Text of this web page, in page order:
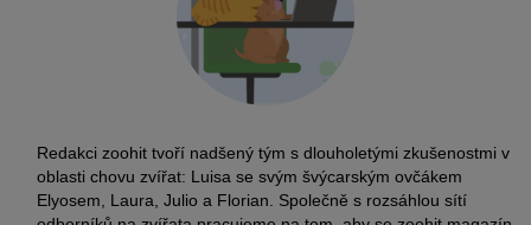
Redakci zoohit tvoří nadšený tým s dlouholetými zkušenostmi v
oblasti chovu zvířat: Luisa se svým švýcarským ovčákem
Elyosem, Laura, Julio a Florian. Společně s rozsáhlou sítí